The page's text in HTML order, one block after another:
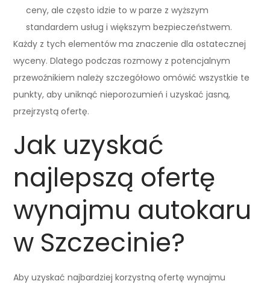
ceny, ale często idzie to w parze z wyższym
standardem usług i większym bezpieczeństwem.
Każdy z tych elementów ma znaczenie dla ostatecznej
wyceny. Dlatego podczas rozmowy z potencjalnym
przewoźnikiem należy szczegółowo omówić wszystkie te
punkty, aby uniknąć nieporozumień i uzyskać jasną,
przejrzystą ofertę.
Jak uzyskać
najlepszą ofertę
wynajmu autokaru
w Szczecinie?
Aby uzyskać najbardziej korzystną ofertę wynajmu